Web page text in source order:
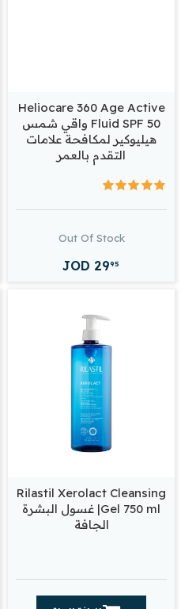
Heliocare 360 Age Active
Fluid SPF 50 واقي شمس
هيليوكير لمكافحة علامات
التقدم بالعمر
Out Of Stock
JOD 2995
Rilastil Xerolact Cleansing
Gel 750 ml| غسول البشرة
الجافة